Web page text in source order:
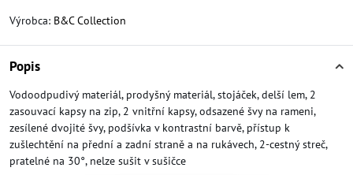
Výrobca: B&C Collection
Popis
Vodoodpudivý materiál, prodyšný materiál, stojáček, delší lem, 2
zasouvací kapsy na zip, 2 vnitřní kapsy, odsazené švy na rameni,
zesílené dvojité švy, podšívka v kontrastní barvě, přístup k
zušlechtění na přední a zadní straně a na rukávech, 2-cestný streč,
pratelné na 30°, nelze sušit v sušičce